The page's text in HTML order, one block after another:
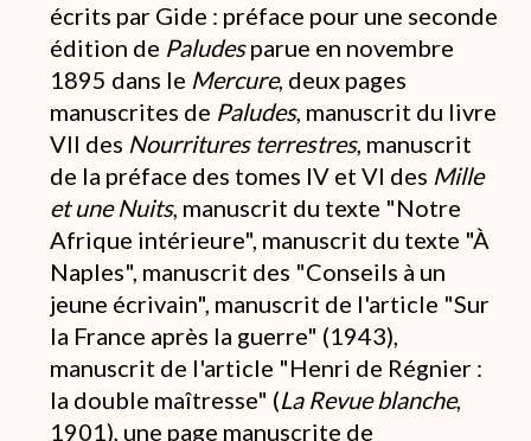
écrits par Gide : préface pour une seconde
édition de Paludesparue en novembre
1895 dans le Mercure, deux pages
manuscrites de Paludes, manuscrit du livre
VII des Nourritures terrestres, manuscrit
de la préface des tomes IV et VI des Mille
et une Nuits, manuscrit du texte "Notre
Afrique intérieure", manuscrit du texte "À
Naples", manuscrit des "Conseils à un
jeune écrivain", manuscrit de l'article "Sur
la France après la guerre" (1943),
manuscrit de l'article "Henri de Régnier :
la double maîtresse" (La Revue blanche,
1901), une page manuscrite de